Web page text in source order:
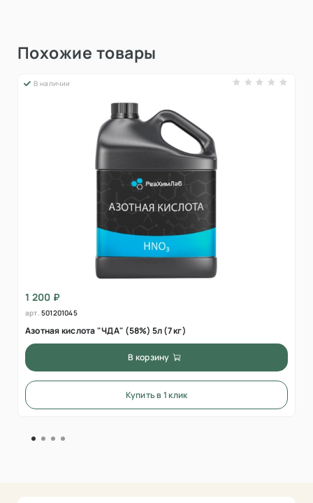
Похожие товары
В наличии
1 200 ₽
арт. 501201045
Азотная кислота "ЧДА" (58%) 5л (7 кг)
В корзину
Купить в 1 клик